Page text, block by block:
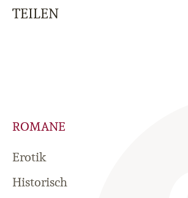
TEILEN
ROMANE
Erotik
Historisch